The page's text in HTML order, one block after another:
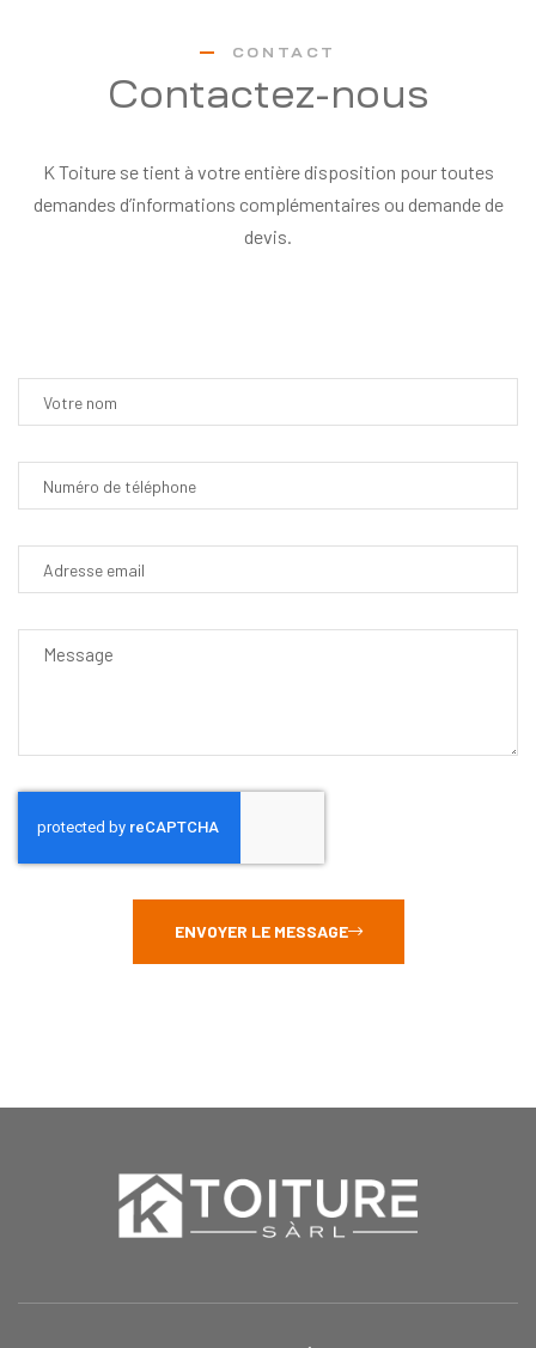
CONTACT
Contactez-nous
K Toiture se tient à votre entière disposition pour toutes
demandes d’informations complémentaires ou demande de
devis.
ENVOYER LE MESSAGE